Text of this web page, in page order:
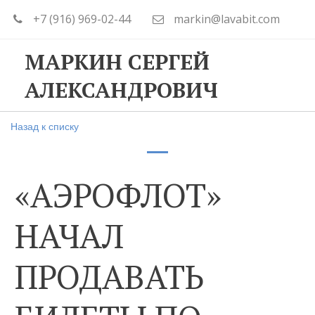
+7 (916) 969-02-44 markin@lavabit.com
МАРКИН СЕРГЕЙ
АЛЕКСАНДРОВИЧ
Назад к списку
«АЭРОФЛОТ»
НАЧАЛ
ПРОДАВАТЬ